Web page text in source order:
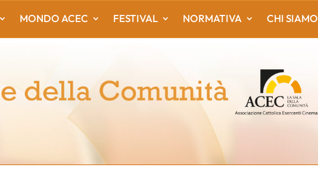
MONDO ACEC FESTIVAL NORMATIVA CHI SIAMO